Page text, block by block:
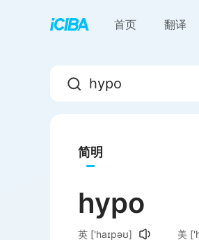
首页 翻译
简明
hypo
英 ['haɪpəʊ] 美